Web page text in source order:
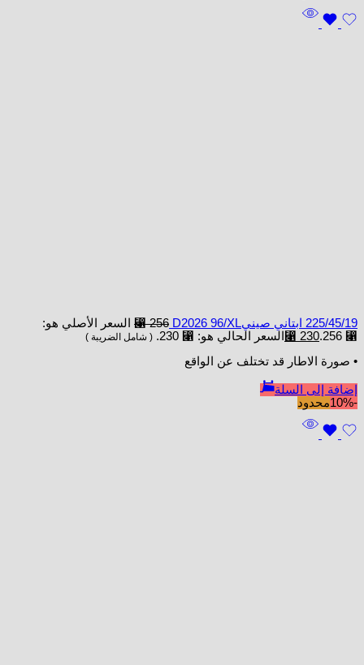
225/45/19 ابتاني صينيD2026 96/XL ⃁256
السعر الأصلي هو:
⃁ 256.
⃁ 230 السعر الحالي هو: ⃁ 230. ( شامل الضريبة )
• صورة الاطار قد تختلف عن الواقع
إضافة إلى السلة
-10%
محدود